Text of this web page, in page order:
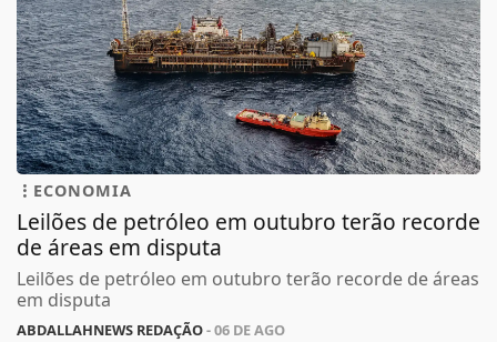
ECONOMIA
Leilões de petróleo em outubro terão recorde
de áreas em disputa
Leilões de petróleo em outubro terão recorde de áreas
em disputa
ABDALLAHNEWS REDAÇÃO- 06 DE AGO